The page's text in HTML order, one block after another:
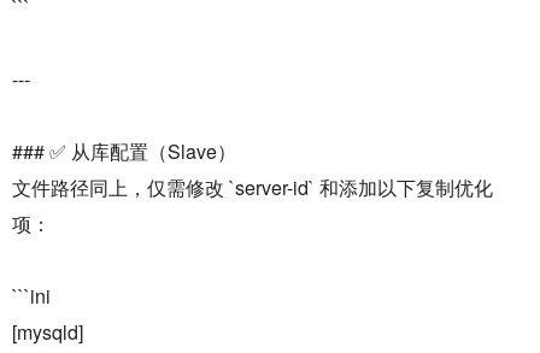
```
---
### ✅ 从库配置（Slave）
文件路径同上，仅需修改 `server-id` 和添加以下复制优化
项：
```ini
[mysqld]